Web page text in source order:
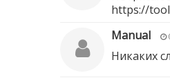
https://
Manual
Никаких